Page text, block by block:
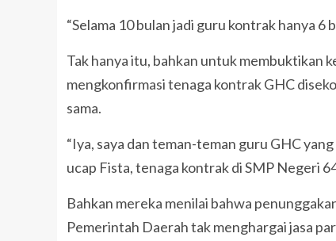
“Selama 10 bulan jadi guru kontrak hanya 6
Tak hanya itu, bahkan untuk membuktikan
mengkonfirmasi tenaga kontrak GHC
sama.
“Iya, saya dan teman-teman guru GHC
ucap Fista, tenaga kontrak di SMP Negeri
Bahkan mereka menilai bahwa
Pemerintah Daerah tak menghargai jasa